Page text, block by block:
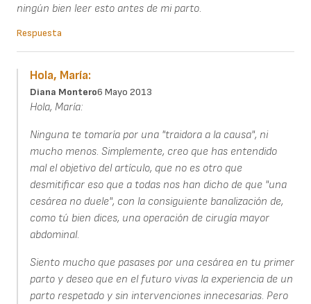
ningún bien leer esto antes de mi parto.
Respuesta
Hola, María:
Diana Montero6 Mayo 2013
Hola, María:
Ninguna te tomaría por una "traidora a la causa", ni
mucho menos. Simplemente, creo que has entendido
mal el objetivo del artículo, que no es otro que
desmitificar eso que a todas nos han dicho de que "una
cesárea no duele", con la consiguiente banalización de,
como tú bien dices, una operación de cirugía mayor
abdominal.
Siento mucho que pasases por una cesárea en tu primer
parto y deseo que en el futuro vivas la experiencia de un
parto respetado y sin intervenciones innecesarias. Pero